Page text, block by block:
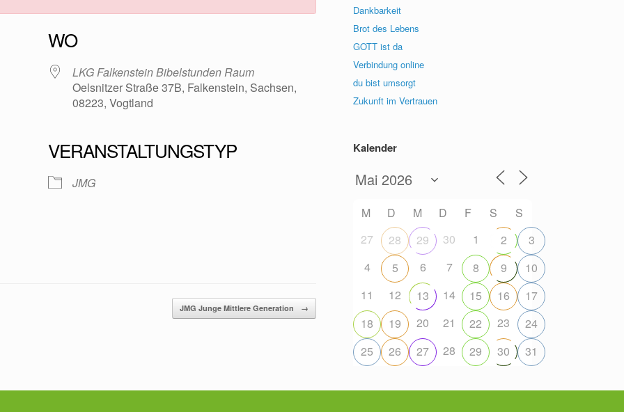
Kalender iCalendar
WO
LKG Falkenstein Bibelstunden Raum
Oelsnitzer Straße 37B, Falkenstein, Sachsen,
08223, Vogtland
VERANSTALTUNGSTYP
JMG
JMG Junge Mittlere Generation →
Dankbarkeit
Brot des Lebens
GOTT ist da
Verbindung online
du bist umsorgt
Zukunft im Vertrauen
Kalender
M D M D F S
S
27
28 29 30 1 2
3
4
5 6 7 8 9
10
11
12 13 14 15 16
17
18
19 20 21 22 23
24
25
26 27 28 29 30 31